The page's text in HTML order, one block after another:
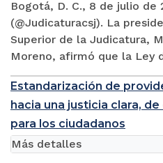
Bogotá, D. C., 8 de julio de
(@Judicaturacsj). La
Superior de la Judicatura,
Moreno, afirmó que la Ley
Estandarización de
hacia una justicia clara,
para los ciudadanos
Más detalles